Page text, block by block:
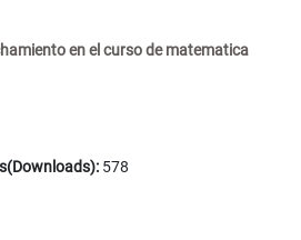
en el curso de matematica
578